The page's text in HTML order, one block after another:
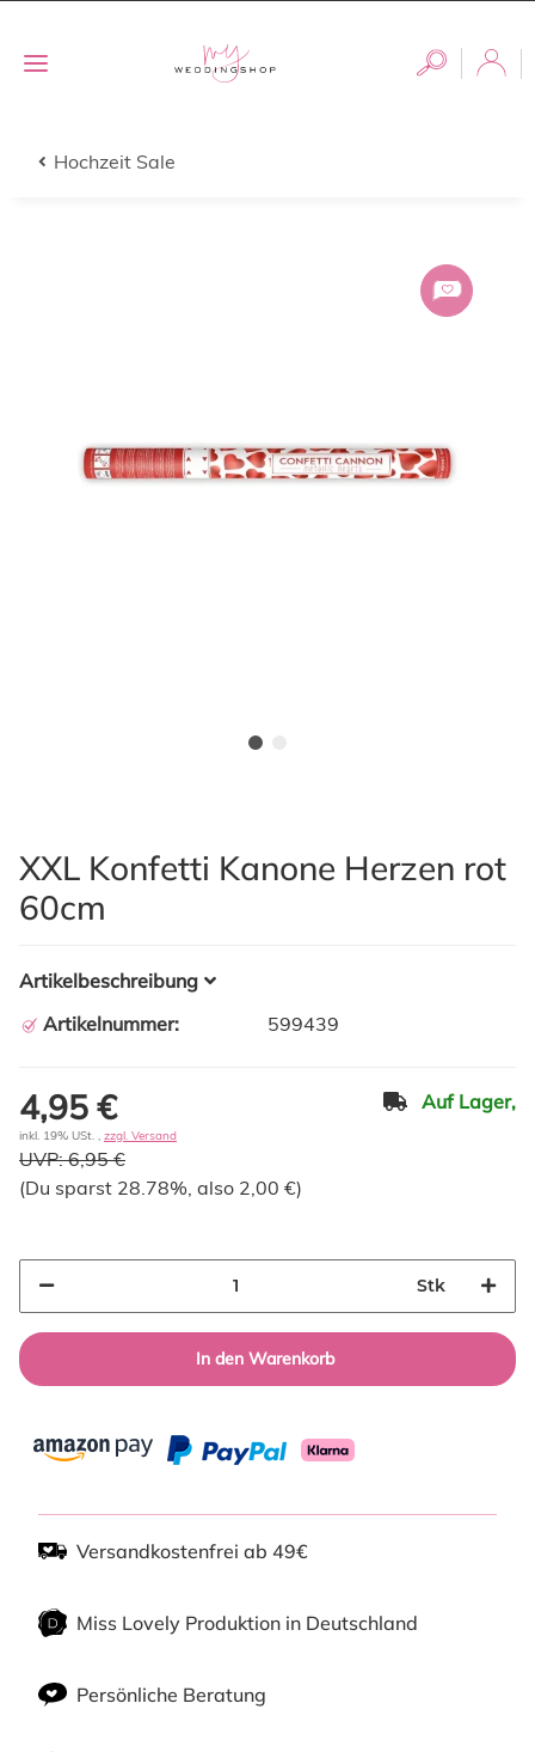
Hochzeit Sale
XXL Konfetti Kanone Herzen rot
60cm
Artikelbeschreibung
Artikelnummer:
599439
4,95 € Auf Lager,
inkl. 19% USt. , zzgl. Versand
UVP:6,95 €
(Du sparst 28.78% , also 2,00 €)
Stk
In den Warenkorb
Versandkostenfrei ab 49€
Miss Lovely Produktion in Deutschland
Persönliche Beratung